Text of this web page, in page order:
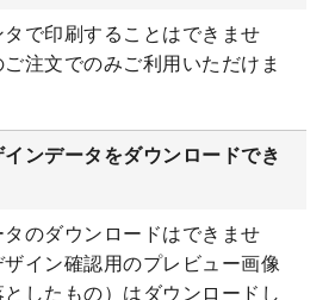
いたしました。
バー（見積書表紙）のデザインテン
ました。
ー・講演会のチラシデザインテンプ
を追加しました。
で印刷することはできませ
注文でのみご利用いただけま
ンデータをダウンロードでき
のダウンロードはできませ
ザイン確認用のプレビュー画像
としたもの）はダウンロードし